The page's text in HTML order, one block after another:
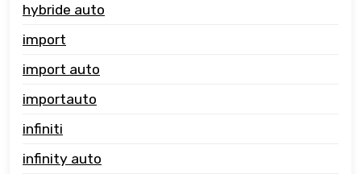
hybride auto
import
import auto
importauto
infiniti
infinity auto